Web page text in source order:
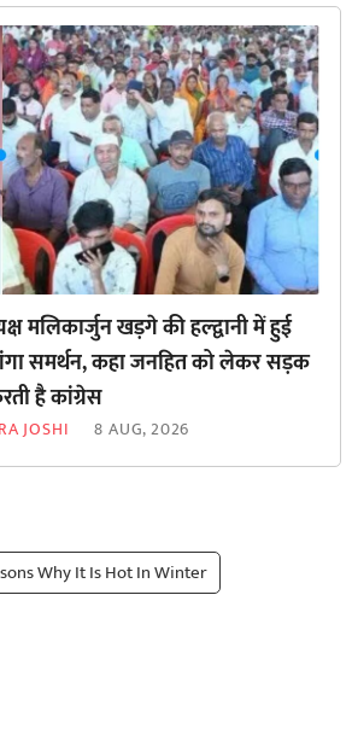
मलिकार्जुन खड़गे की हल्द्वानी में हुई
समर्थन, कहा जनहित को लेकर सड़क
है कांग्रेस
JOSHI 8 AUG, 2026
Why It Is Hot In Winter